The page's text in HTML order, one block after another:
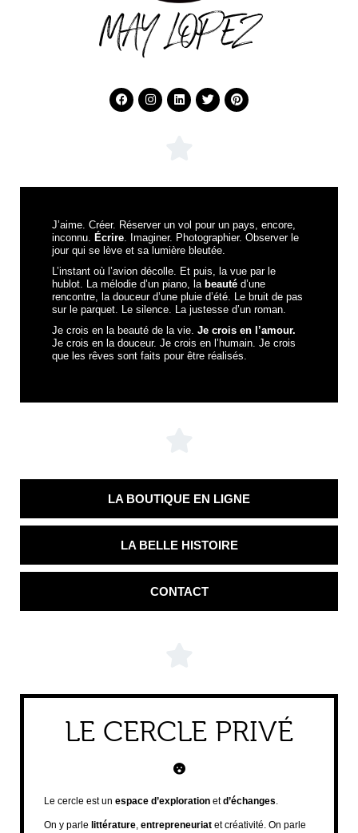
MAY LOPEZ
J’aime. Créer. Réserver un vol pour un pays, encore,
inconnu. Écrire . Imaginer. Photographier. Observer le
jour qui se lève et sa lumière bleutée.
L’instant où l’avion décolle. Et puis, la vue par le
hublot. La mélodie d’un piano, la beauté d’une
rencontre, la douceur d’une pluie d’été. Le bruit de pas
sur le parquet. Le silence. La justesse d’un roman.
Je crois en la beauté de la vie. Je crois en l’amour.
Je crois en la douceur. Je crois en l’humain. Je crois
que les rêves sont faits pour être réalisés.
LA BOUTIQUE EN LIGNE
LA BELLE HISTOIRE
CONTACT
LE CERCLE PRIVÉ
Le cercle est un espace d’exploration etd’échanges
On y parle littérature entrepreneuriat et créativité. On parle